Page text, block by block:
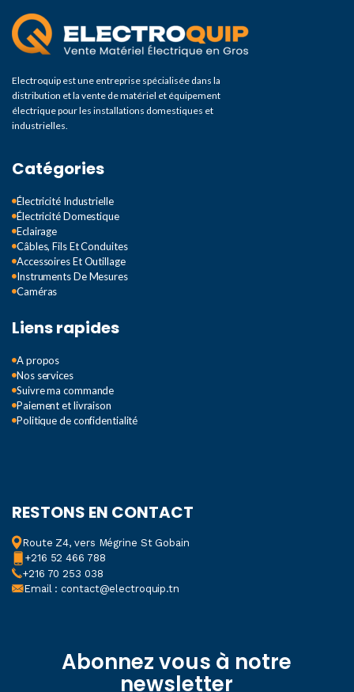
Electroquip est une entreprise spécialisée dans la
distribution et la vente de matériel et équipement
électrique pour les installations domestiques et
industrielles.
Catégories
Électricité Industrielle
Électricité Domestique
Eclairage
Câbles, Fils Et Conduites
Accessoires Et Outillage
Instruments De Mesures
Caméras
Liens rapides
A propos
Nos services
Suivre ma commande
Paiement et livraison
Politique de confidentialité
RESTONS EN CONTACT
Route Z4, vers Mégrine St Gobain
+216 52 466 788
+216 70 253 038
Email : contact@electroquip.tn
Abonnez vous à notre
newsletter